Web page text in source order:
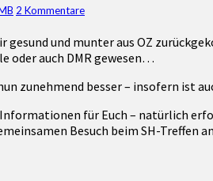
Kommentare
2 Kommentare
und munter aus OZ
oder auch DMR gewesen…
zunehmend besser – insofern ist
für Euch – natürlich
Besuch beim SH-Treffen